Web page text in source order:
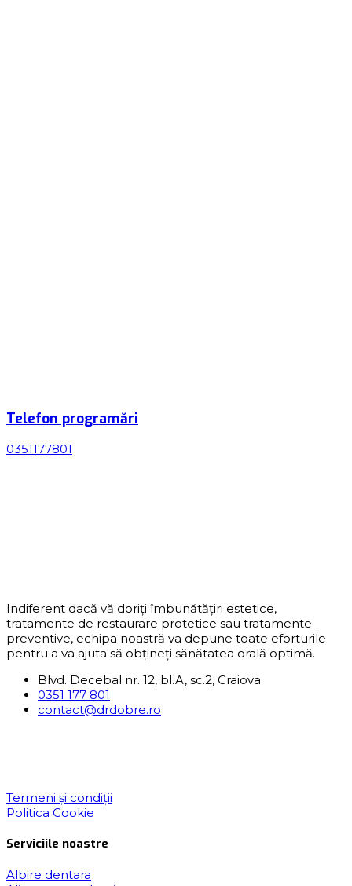
Telefon programări
0351177801
Indiferent dacă vă doriți îmbunătățiri estetice,
tratamente de restaurare protetice sau tratamente
preventive, echipa noastră va depune toate eforturile
pentru a va ajuta să obțineți sănătatea orală optimă.
Blvd. Decebal nr. 12, bl.A, sc.2, Craiova
0351 177 801
contact@drdobre.ro
Termeni și condiții
Politica Cookie
Serviciile noastre
Albire dentara